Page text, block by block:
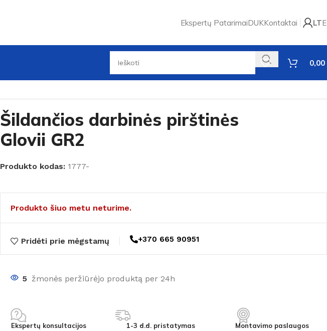
Ekspertų PatarimaiDUKKontaktai LT
0,00
Šildančios darbinės pirštinės
Glovii GR2
Produkto kodas: 1777-
Produkto šiuo metu neturime.
Pridėti prie mėgstamų +370 665 90951
5 žmonės peržiūrėjo produktą per 24h
Ekspertų konsultacijos 1-3 d.d. pristatymas Montavimo paslaugos